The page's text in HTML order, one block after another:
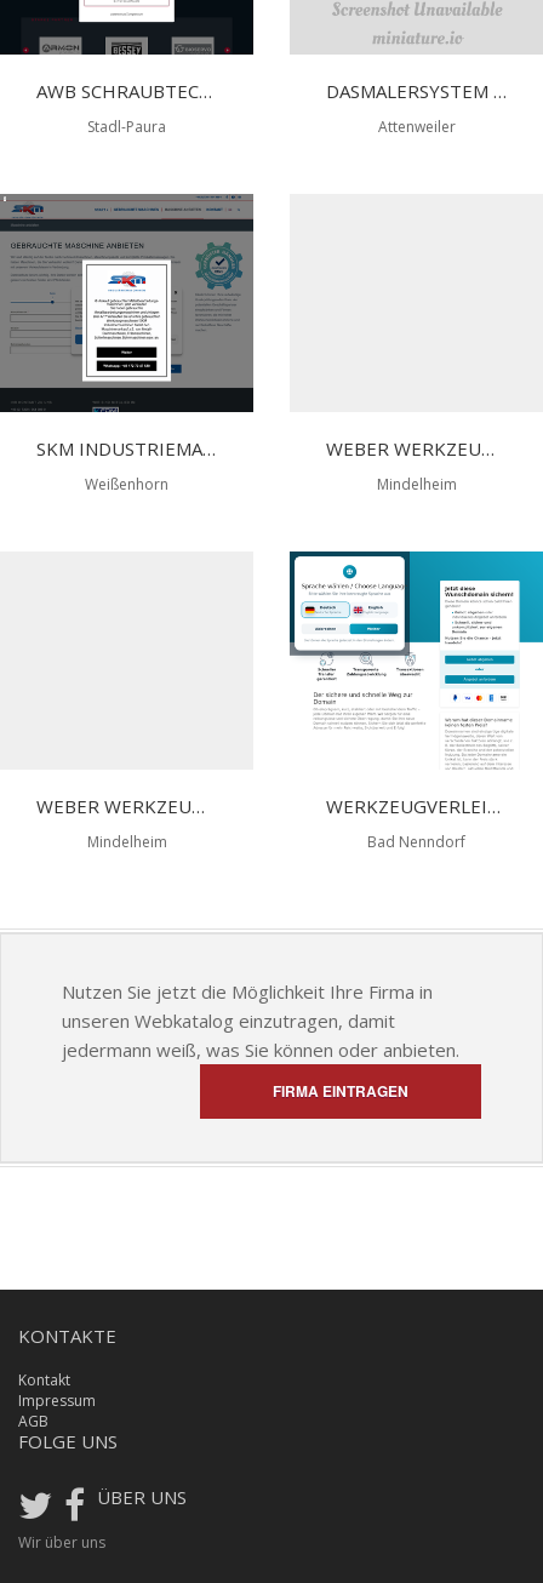
AWB SCHRAUBTECHNIK- UND INDUSTRIEBEDARF GMBH
Stadl-Paura
DASMALERSYSTEM KEVIN SCHWAB
Attenweiler
SKM INDUSTRIEMASCHINEN YALCIN KAYMAS
Weißenhorn
WEBER WERKZEUGMASCHINEN GMBH
Mindelheim
WEBER WERKZEUGMASCHINEN GMBH
Mindelheim
WERKZEUGVERLEIH BAD NENNDORF
Bad Nenndorf
Nutzen Sie jetzt die Möglichkeit Ihre Firma in
unseren Webkatalog einzutragen, damit
jedermann weiß, was Sie können oder anbieten.
FIRMA EINTRAGEN
KONTAKTE
Kontakt
Impressum
AGB
FOLGE UNS
ÜBER UNS
Wir über uns